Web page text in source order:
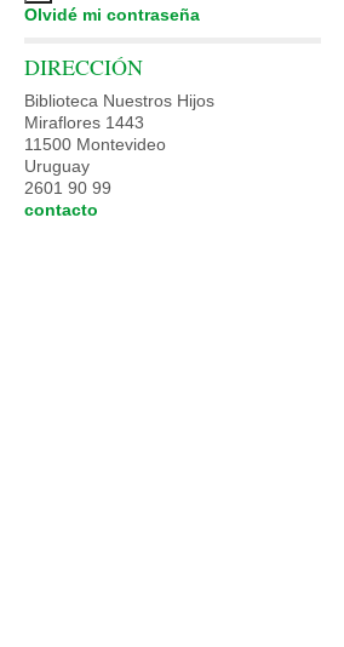
Olvidé mi contraseña
DIRECCIÓN
Biblioteca Nuestros Hijos
Miraflores 1443
11500 Montevideo
Uruguay
2601 90 99
contacto